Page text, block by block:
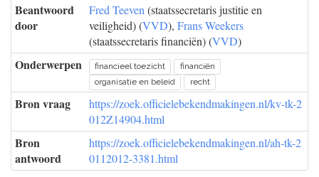
Beantwoord
door
Fred Teeven (staatssecretaris justitie en
veiligheid) (VVD), Frans Weekers
(staatssecretaris financiën) (VVD)
Onderwerpen financieel toezicht
financiën
organisatie en beleid
recht
Bron vraag
https://zoek.officielebekendmakingen.nl/kv-tk-2
012Z14904.html
Bron
antwoord
https://zoek.officielebekendmakingen.nl/ah-tk-2
0112012-3381.html